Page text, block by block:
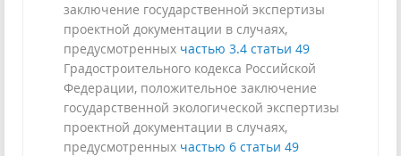
заключение государственной экспертизы
проектной документации в случаях,
предусмотренных частью 3.4 статьи 49
Градостроительного кодекса Российской
Федерации, положительное заключение
государственной экологической экспертизы
проектной документации в случаях,
предусмотренных частью 6 статьи 49